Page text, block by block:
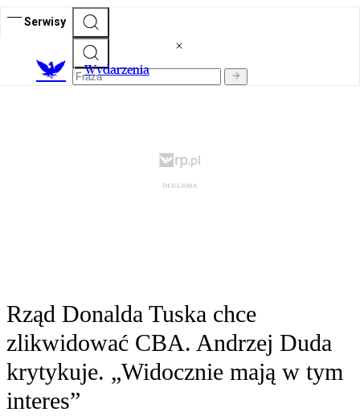
Serwisy
Wydarzenia
Rząd Donalda Tuska chce
zlikwidować CBA. Andrzej Duda
krytykuje. „Widocznie mają w tym
interes”